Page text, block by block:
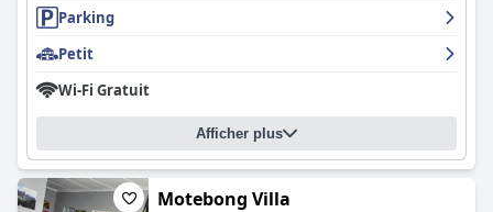
Parking
Petit
Wi-Fi Gratuit
Afficher plus
Motebong Villa